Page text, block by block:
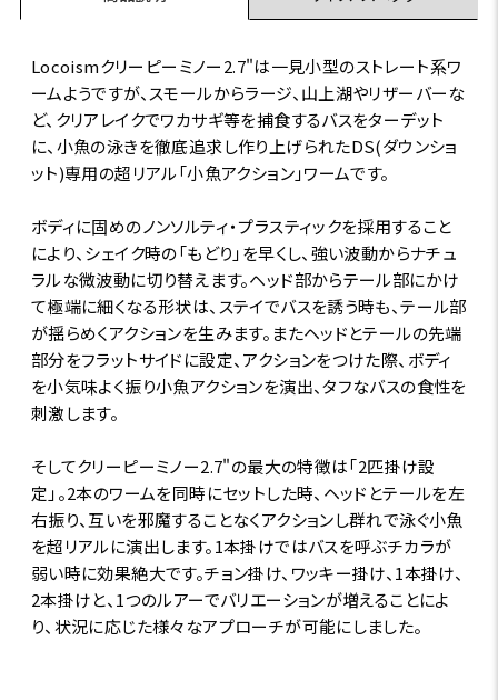
Locoismクリーピーミノー2.7"は一見小型のストレート系ワ
ームようですが、スモールからラージ、山上湖やリザーバーな
ど、クリアレイクでワカサギ等を捕食するバスをターデット
に、小魚の泳きを徹底追求し作り上げられたDS(ダウンショ
ット)専用の超リアル「小魚アクション」ワームです。
ボディに固めのノンソルティ・プラスティックを採用すること
により、シェイク時の「もどり」を早くし、強い波動からナチュ
ラルな微波動に切り替えます。ヘッド部からテール部にかけ
て極端に細くなる形状は、ステイでバスを誘う時も、テール部
が揺らめくアクションを生みます。またヘッドとテールの先端
部分をフラットサイドに設定、アクションをつけた際、ボディ
を小気味よく振り小魚アクションを演出、タフなバスの食性を
刺激します。
そしてクリーピーミノー2.7"の最大の特徴は「2匹掛け設
定」。2本のワームを同時にセットした時、ヘッドとテールを左
右振り、互いを邪魔することなくアクションし群れで泳ぐ小魚
を超リアルに演出します。1本掛けではバスを呼ぶチカラが
弱い時に効果絶大です。チョン掛け、ワッキー掛け、1本掛け、
2本掛けと、1つのルアーでバリエーションが増えることによ
り、状況に応じた様々なアプローチが可能にしました。